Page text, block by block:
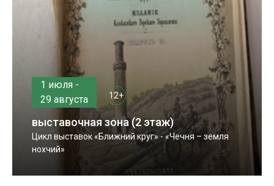
1 июля -
29 августа
12+
выставочная зона (2 этаж)
Цикл выставок «Ближний круг» - «Чечня – земля
нохчий»